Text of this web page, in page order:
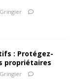
: Protégez-
propriétaires